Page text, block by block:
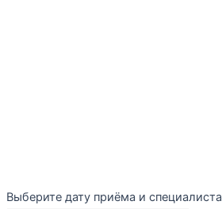
Выберите дату приёма и специалиста